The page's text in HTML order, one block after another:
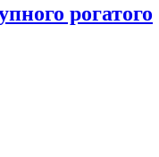
рогатого